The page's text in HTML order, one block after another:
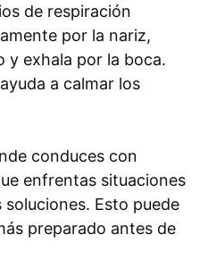
de respiración
por la nariz,
y exhala por la boca.
a calmar los
conduces con
enfrentas situaciones
Esto puede
preparado antes de